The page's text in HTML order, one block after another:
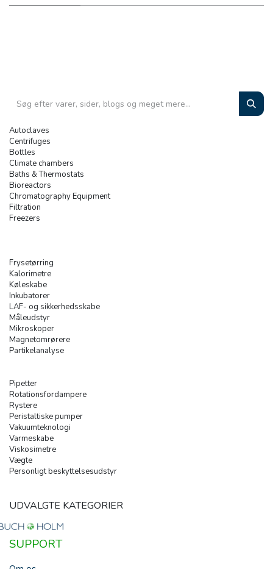
Autoclaves
Centrifuges
Bottles
Climate chambers
Baths & Thermostats
Bioreactors
Chromatography Equipment
Filtration
Freezers
Frysetørring
Kalorimetre
Køleskabe
Inkubatorer
LAF- og sikkerhedsskabe
Måleudstyr
Mikroskoper
Magnetomrørere
Partikelanalyse
Pipetter
Rotationsfordampere
Rystere
Peristaltiske pumper
Vakuumteknologi
Varmeskabe
Viskosimetre
Vægte
Personligt beskyttelsesudstyr
UDVALGTE KATEGORIER
SUPPORT